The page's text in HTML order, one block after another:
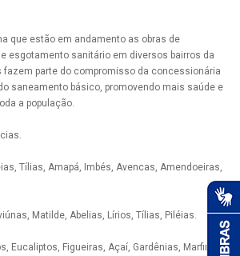
que estão em andamento as obras de
esgotamento sanitário em diversos bairros da
fazem parte do compromisso da concessionária
saneamento básico, promovendo mais saúde e
a população.
Tílias, Amapá, Imbés, Avencas, Amendoeiras,
Matilde, Abelias, Lírios, Tílias, Piléias.
Eucaliptos, Figueiras, Açaí, Gardênias, Marfins,